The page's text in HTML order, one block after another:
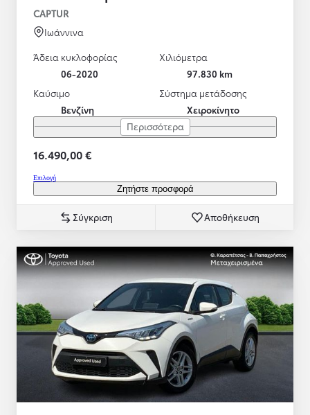
CAPTUR
Ιωάννινα
Άδεια κυκλοφορίας
06-2020
Χιλιόμετρα
97.830 km
Καύσιμο
Βενζίνη
Σύστημα μετάδοσης
Χειροκίνητο
Περισσότερα
16.490,00 €
Επιλογή
Ζητήστε προσφορά
Σύγκριση Αποθήκευση